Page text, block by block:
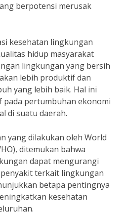
berpotensi merusak
kesehatan lingkungan
hidup masyarakat
lingkungan yang bersih
lebih produktif dan
yang lebih baik. Hal ini
pada pertumbuhan ekonomi
di suatu daerah.
yang dilakukan oleh World
ditemukan bahwa
dapat mengurangi
terkait lingkungan
betapa pentingnya
kesehatan